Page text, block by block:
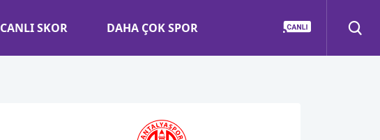
CANLI SKOR DAHA ÇOK SPOR